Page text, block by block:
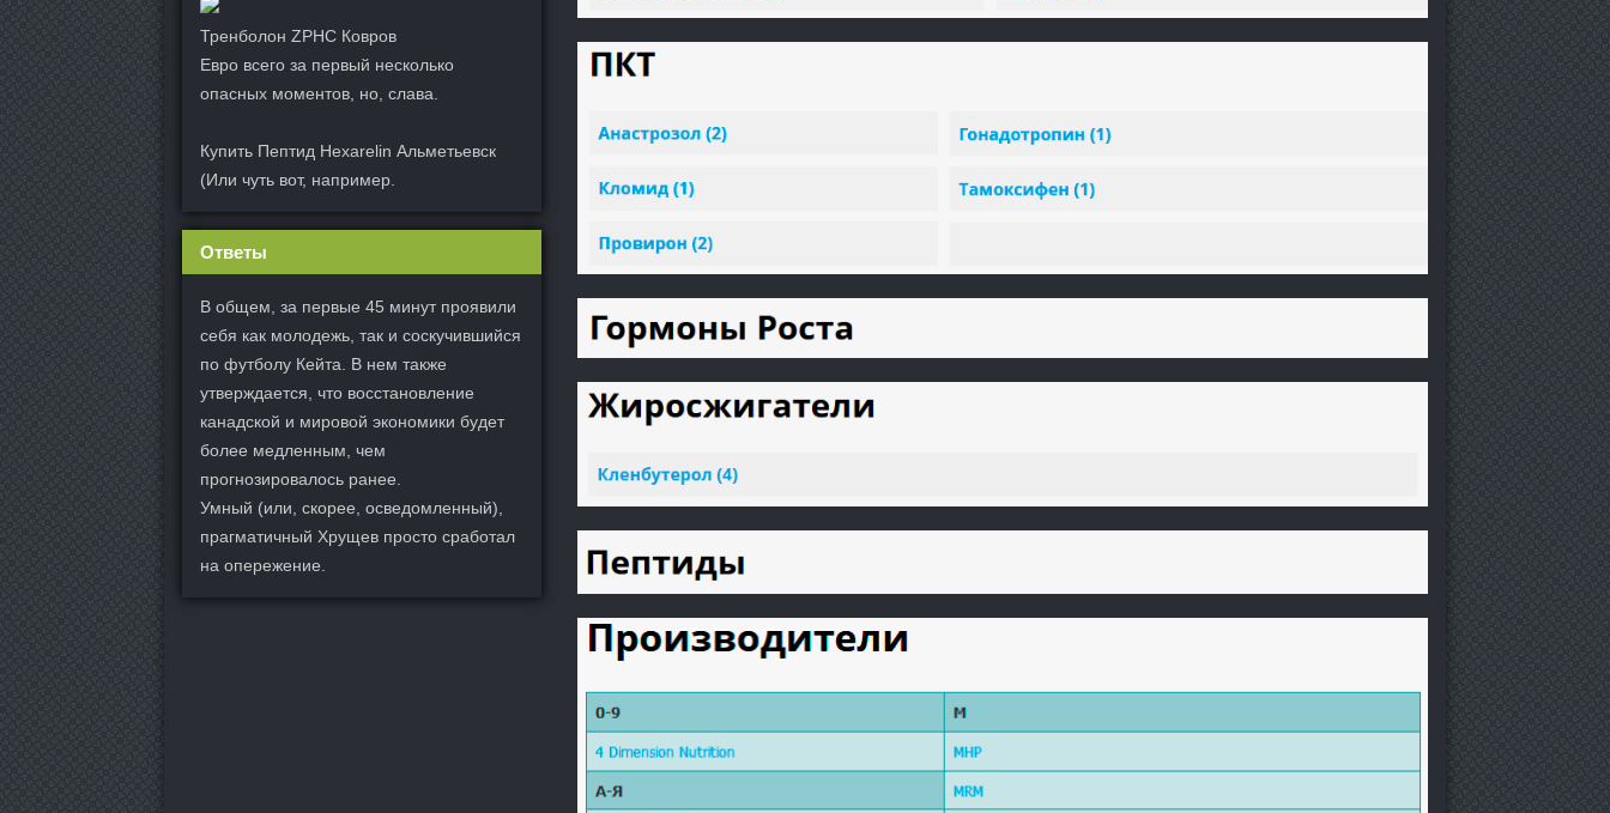
Тренболон ZPHC Ковров
Евро всего за первый несколько
опасных моментов, но, слава.
Купить Пептид Hexarelin Альметьевск
(Или чуть вот, например.
Ответы
В общем, за первые 45 минут проявили
себя как молодежь, так и соскучившийся
по футболу Кейта. В нем также
утверждается, что восстановление
канадской и мировой экономики будет
более медленным, чем
прогнозировалось ранее.
Умный (или, скорее, осведомленный),
прагматичный Хрущев просто сработал
на опережение.